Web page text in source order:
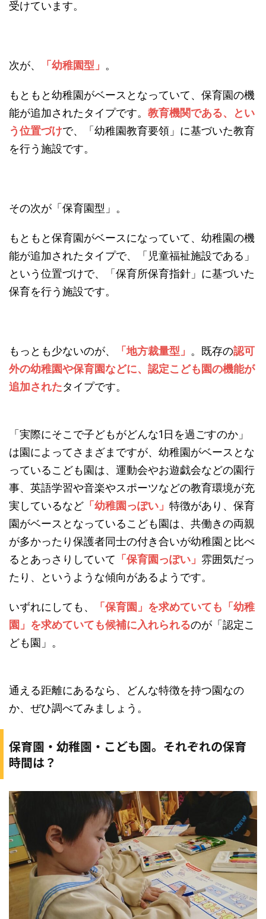
受けています。
次が、 「幼稚園型」 。
もともと幼稚園がベースとなっていて、保育園の機
能が追加されたタイプです。 教育機関である、とい
う位置づけで、「幼稚園教育要領」に基づいた教育
を行う施設です。
その次が「保育園型」。
もともと保育園がベースになっていて、幼稚園の機
能が追加されたタイプで、「児童福祉施設である」
という位置づけで、「保育所保育指針」に基づいた
保育を行う施設です。
もっとも少ないのが、 「地方裁量型」 。既存の認可
外の幼稚園や保育園などに、認定こども園の機能が
追加されたタイプです。
「実際にそこで子どもがどんな1日を過ごすのか」
は園によってさまざまですが、幼稚園がベースとな
っているこども園は、運動会やお遊戯会などの園行
事、英語学習や音楽やスポーツなどの教育環境が充
実しているなど 「幼稚園っぽい」 特徴があり、保育
園がベースとなっているこども園は、共働きの両親
が多かったり保護者同士の付き合いが幼稚園と比べ
るとあっさりしていて 「保育園っぽい」 雰囲気だっ
たり、というような傾向があるようです。
いずれにしても、
「保育園」を求めていても「幼稚
園」を求めていても候補に入れられるのが「認定こ
ども園」。
通える距離にあるなら、どんな特徴を持つ園なの
か、ぜひ調べてみましょう。
保育園・幼稚園・こども園。それぞれの保育
時間は？